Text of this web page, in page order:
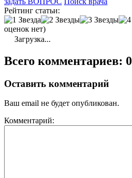
Рейтинг статьи:
оценок нет)
Загрузка...
Всего комментариев: 0
Оставить комментарий
Ваш email не будет опубликован.
Комментарий: